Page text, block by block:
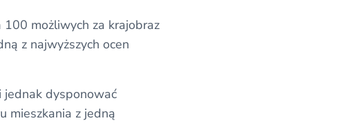
możliwych za krajobraz
z najwyższych ocen
jednak dysponować
mieszkania z jedną